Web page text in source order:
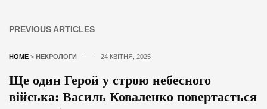
PREVIOUS ARTICLES
HOME > НЕКРОЛОГИ 24 КВІТНЯ, 2025
Ще один Герой у строю небесного
війська: Василь Коваленко повертається